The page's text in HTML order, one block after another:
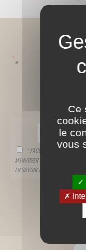
* J’ACCEPTE QUE CES
M’ENVOYER LA NEWSLETTER DU
EN SAVOIR PLUS SUR NOTRE
Ce
le
vous